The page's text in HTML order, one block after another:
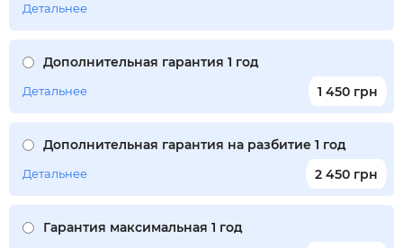
Детальнее
Дополнительная гарантия 1 год
1 450 грн
Детальнее
Дополнительная гарантия на разбитие 1 год
2 450 грн
Детальнее
Гарантия максимальная 1 год